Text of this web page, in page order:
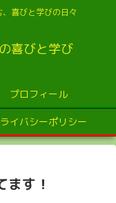
喜びと学びの日々
喜びと学び
プロフィール
イバシーポリシー
す！